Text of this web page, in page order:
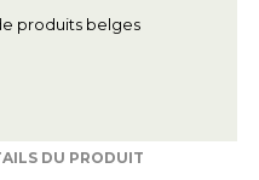
produits belges
DU PRODUIT